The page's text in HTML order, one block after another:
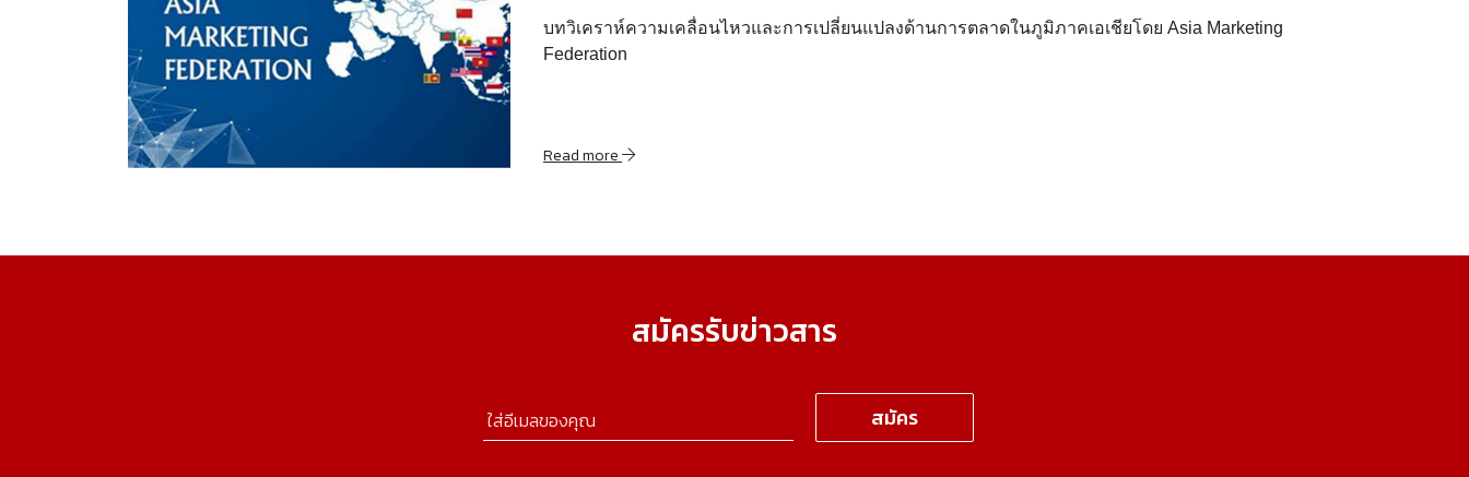
Read more
บทวิเคราห์ความเคลื่อนไหวและการเปลี่ยนแปลงด้านการตลาดในภูมิภาคเอเชียโดย Asia Marketing
Federation
Read more
สมัครรับข่าวสาร